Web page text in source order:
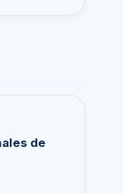
de